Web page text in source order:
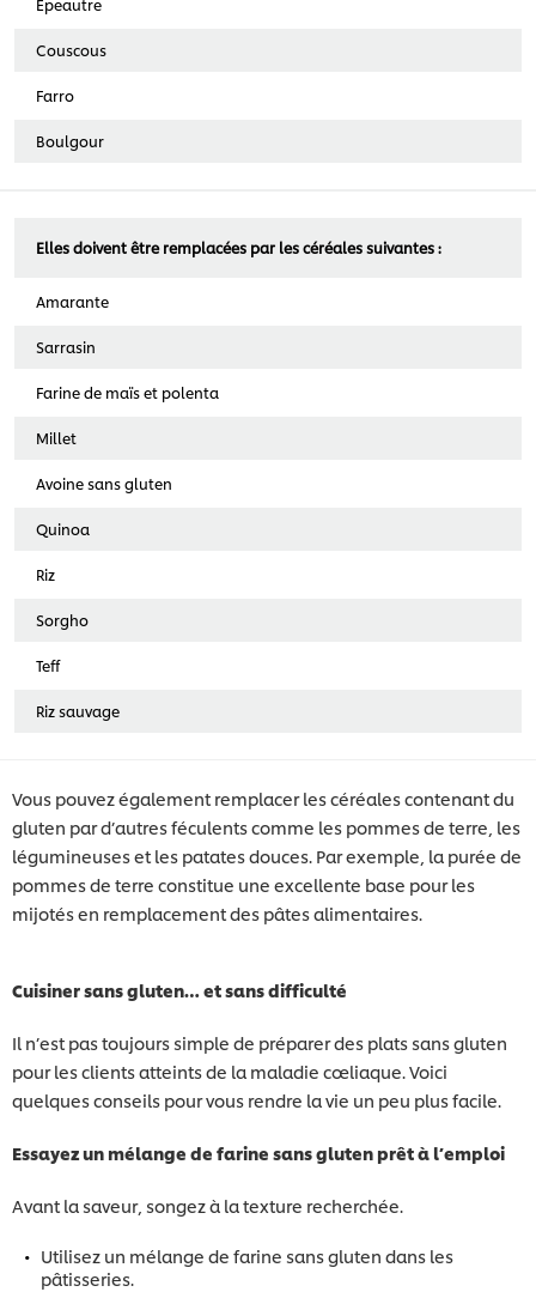
Couscous
Farro
Boulgour
Elles doivent être remplacées par les céréales suivantes :
Amarante
Sarrasin
Farine de maïs et polenta
Millet
Avoine sans gluten
Quinoa
Riz
Sorgho
Teff
Riz sauvage
Vous pouvez également remplacer les céréales contenant du
gluten par d’autres féculents comme les pommes de terre, les
légumineuses et les patates douces. Par exemple, la purée de
pommes de terre constitue une excellente base pour les
mijotés en remplacement des pâtes alimentaires.
Cuisiner sans gluten… et sans difficulté
Il n’est pas toujours simple de préparer des plats sans gluten
pour les clients atteints de la maladie cœliaque. Voici
quelques conseils pour vous rendre la vie un peu plus facile.
Essayez un mélange de farine sans gluten prêt à l’emploi
Avant la saveur, songez à la texture recherchée.
Utilisez un mélange de farine sans gluten dans les
pâtisseries.